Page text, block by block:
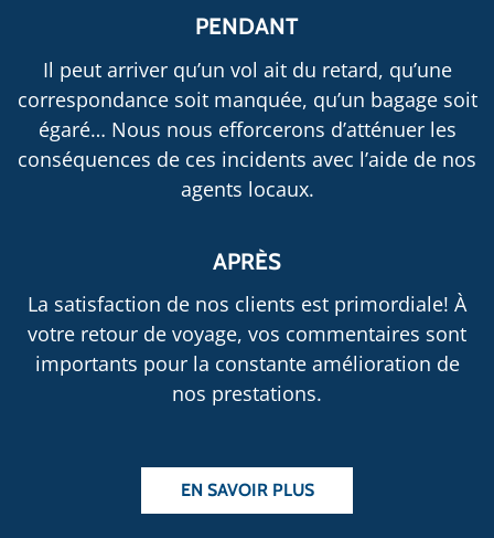
PENDANT
Il peut arriver qu’un vol ait du retard, qu’une
correspondance soit manquée, qu’un bagage soit
égaré… Nous nous efforcerons d’atténuer les
conséquences de ces incidents avec l’aide de nos
agents locaux.
APRÈS
La satisfaction de nos clients est primordiale! À
votre retour de voyage, vos commentaires sont
importants pour la constante amélioration de
nos prestations.
EN SAVOIR PLUS